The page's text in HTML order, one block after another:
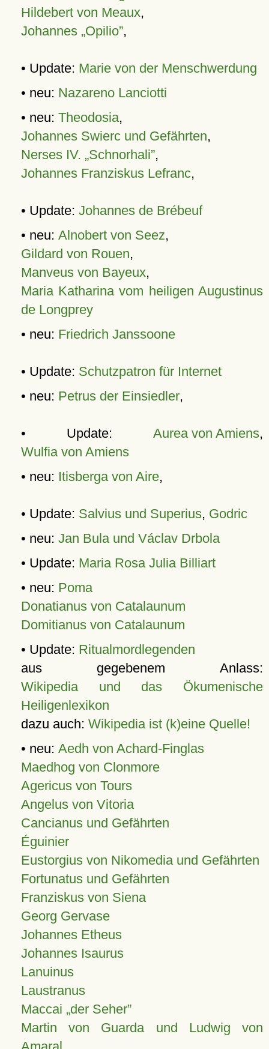
Hildebert von Meaux,
Johannes „Opilio”,
• Update: Marie von der Menschwerdung
• neu: Nazareno Lanciotti
• neu: Theodosia,
Johannes Swierc und Gefährten,
Nerses IV. „Schnorhali”,
Johannes Franziskus Lefranc,
• Update: Johannes de Brébeuf
• neu: Alnobert von Seez,
Gildard von Rouen,
Manveus von Bayeux,
Maria Katharina vom heiligen Augustinus
de Longprey
• neu: Friedrich Janssoone
• Update: Schutzpatron für Internet
• neu: Petrus der Einsiedler,
• Update: Aurea von Amiens,
Wulfia von Amiens
• neu: Itisberga von Aire,
• Update: Salvius und Superius, Godric
• neu: Jan Bula und Václav Drbola
• Update: Maria Rosa Julia Billiart
• neu: Poma
Donatianus von Catalaunum
Domitianus von Catalaunum
• Update: Ritualmordlegenden
aus gegebenem Anlass:
Wikipedia und das Ökumenische
Heiligenlexikon
dazu auch: Wikipedia ist (k)eine Quelle!
• neu: Aedh von Achard-Finglas
Maedhog von Clonmore
Agericus von Tours
Angelus von Vitoria
Cancianus und Gefährten
Éguinier
Eustorgius von Nikomedia und Gefährten
Fortunatus und Gefährten
Franziskus von Siena
Georg Gervase
Johannes Etheus
Johannes Isaurus
Lanuinus
Laustranus
Maccai „der Seher”
Martin von Guarda und Ludwig von